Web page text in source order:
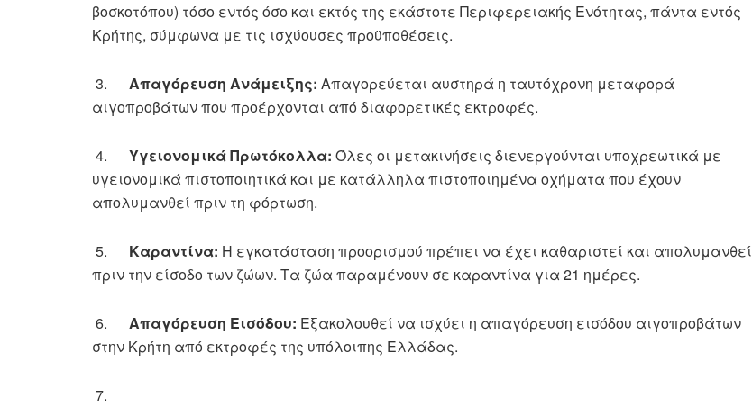
βοσκοτόπου) τόσο εντός όσο και εκτός της εκάστοτε Περιφερειακής Ενότητας, πάντα εντός
Κρήτης, σύμφωνα με τις ισχύουσες προϋποθέσεις.
3. Απαγόρευση Ανάμειξης: Απαγορεύεται αυστηρά η ταυτόχρονη μεταφορά
αιγοπροβάτων που προέρχονται από διαφορετικές εκτροφές.
4. Υγειονομικά Πρωτόκολλα: Όλες οι μετακινήσεις διενεργούνται υποχρεωτικά με
υγειονομικά πιστοποιητικά και με κατάλληλα πιστοποιημένα οχήματα που έχουν
απολυμανθεί πριν τη φόρτωση.
5. Καραντίνα: Η εγκατάσταση προορισμού πρέπει να έχει καθαριστεί και απολυμανθεί
πριν την είσοδο των ζώων. Τα ζώα παραμένουν σε καραντίνα για 21 ημέρες.
6. Απαγόρευση Εισόδου: Εξακολουθεί να ισχύει η απαγόρευση εισόδου αιγοπροβάτων
στην Κρήτη από εκτροφές της υπόλοιπης Ελλάδας.
7.